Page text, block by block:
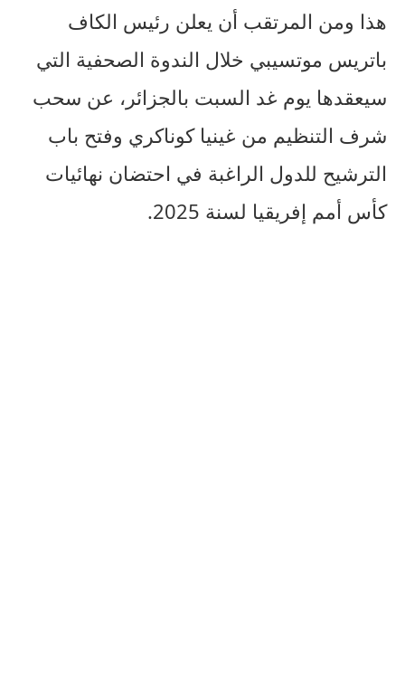
هذا ومن المرتقب أن يعلن رئيس الكاف
باتريس موتسيبي خلال الندوة الصحفية التي
سيعقدها يوم غد السبت بالجزائر، عن سحب
شرف التنظيم من غينيا كوناكري وفتح باب
الترشيح للدول الراغبة في احتضان نهائيات
كأس أمم إفريقيا لسنة 2025.